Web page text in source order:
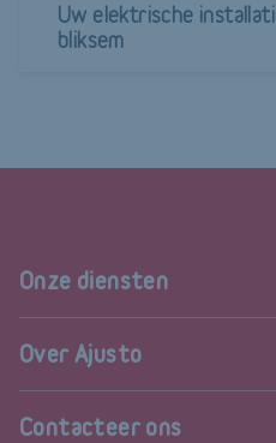
Uw elektrische
bliksem
Onze diensten
Over Ajusto
Contacteer ons